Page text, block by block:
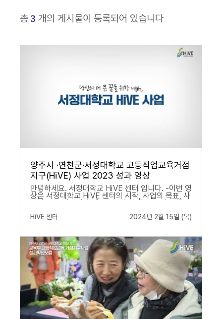
총 3 개의 게시물이 등록되어 있습니다
양주시 ·연천군·서정대학교 고등직업교육거점
지구(HiVE) 사업 2023 성과 영상
안녕하세요. 서정대학교 HiVE 센터 입니다. -이번 영
상은 서정대학교 HiVE 센터의 시작, 사업의 목표, 사
업의 주요 내용과 함께 2023년 한 해동안 거둔 성과
덕에 영상이 더 풍부하고 예쁘게 나온 것 같아 감사한
2024년 2월 15일 (목)
HiVE 센터